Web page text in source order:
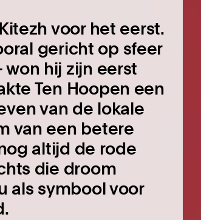
voor het eerst.
gericht op sfeer
hij zijn eerst
Ten Hoopen een
van de lokale
van een betere
altijd de rode
die droom
als symbool voor